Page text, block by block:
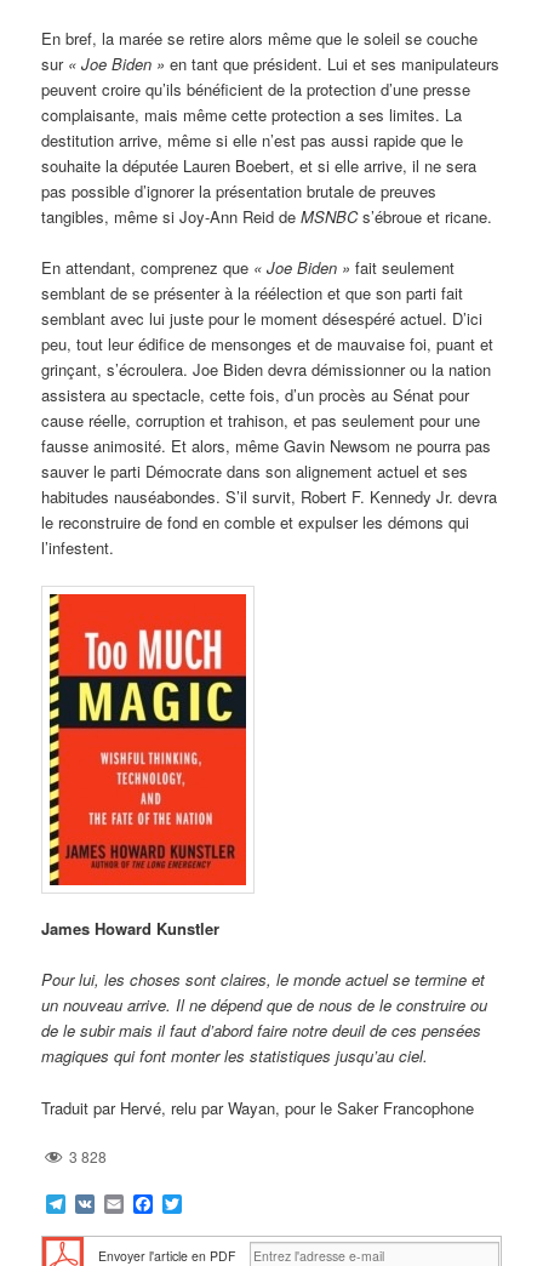
En bref, la marée se retire alors même que le soleil se couche
sur « Joe Biden » en tant que président. Lui et ses manipulateurs
peuvent croire qu’ils bénéficient de la protection d’une presse
complaisante, mais même cette protection a ses limites. La
destitution arrive, même si elle n’est pas aussi rapide que le
souhaite la députée Lauren Boebert, et si elle arrive, il ne sera
pas possible d’ignorer la présentation brutale de preuves
tangibles, même si Joy-Ann Reid deMSNBCs’ébroue et ricane.
En attendant, comprenez que « Joe Biden » fait seulement
semblant de se présenter à la réélection et que son parti fait
semblant avec lui juste pour le moment désespéré actuel. D’ici
peu, tout leur édifice de mensonges et de mauvaise foi, puant et
grinçant, s’écroulera. Joe Biden devra démissionner ou la nation
assistera au spectacle, cette fois, d’un procès au Sénat pour
cause réelle, corruption et trahison, et pas seulement pour une
fausse animosité. Et alors, même Gavin Newsom ne pourra pas
sauver le parti Démocrate dans son alignement actuel et ses
habitudes nauséabondes. S’il survit, Robert F. Kennedy Jr. devra
le reconstruire de fond en comble et expulser les démons qui
l’infestent.
James Howard Kunstler
Pour lui, les choses sont claires, le monde actuel se termine et
un nouveau arrive. Il ne dépend que de nous de le construire ou
de le subir mais il faut d’abord faire notre deuil de ces pensées
magiques qui font monter les statistiques jusqu’au ciel.
Traduit par Hervé, relu par Wayan, pour le Saker Francophone
3 828
Telegram
VK EmailFacebook
Envoyer l'article en PDF